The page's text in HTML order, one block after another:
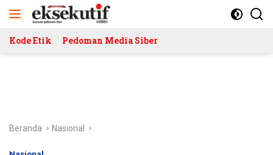
Kode Etik Pedoman Media Siber
Beranda Nasional